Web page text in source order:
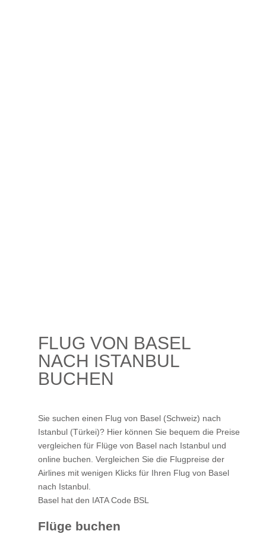
FLUG VON BASEL
NACH ISTANBUL
BUCHEN
Sie suchen einen Flug von Basel (Schweiz) nach
Istanbul (Türkei)? Hier können Sie bequem die Preise
vergleichen für Flüge von Basel nach Istanbul und
online buchen. Vergleichen Sie die Flugpreise der
Airlines mit wenigen Klicks für Ihren Flug von Basel
nach Istanbul.
Basel hat den IATA Code BSL
Flüge buchen